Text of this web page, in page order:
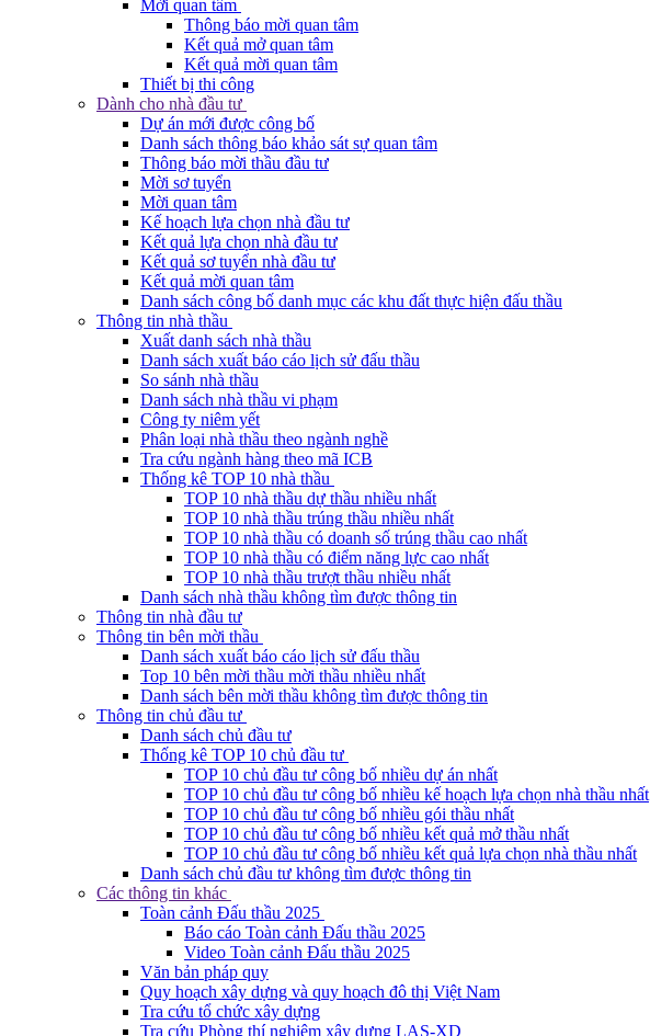
Mời quan tâm
Thông báo mời quan tâm
Kết quả mở quan tâm
Kết quả mời quan tâm
Thiết bị thi công
Dành cho nhà đầu tư
Dự án mới được công bố
Danh sách thông báo khảo sát sự quan tâm
Thông báo mời thầu đầu tư
Mời sơ tuyển
Mời quan tâm
Kế hoạch lựa chọn nhà đầu tư
Kết quả lựa chọn nhà đầu tư
Kết quả sơ tuyển nhà đầu tư
Kết quả mời quan tâm
Danh sách công bố danh mục các khu đất thực hiện đấu thầu
Thông tin nhà thầu
Xuất danh sách nhà thầu
Danh sách xuất báo cáo lịch sử đấu thầu
So sánh nhà thầu
Danh sách nhà thầu vi phạm
Công ty niêm yết
Phân loại nhà thầu theo ngành nghề
Tra cứu ngành hàng theo mã ICB
Thống kê TOP 10 nhà thầu
TOP 10 nhà thầu dự thầu nhiều nhất
TOP 10 nhà thầu trúng thầu nhiều nhất
TOP 10 nhà thầu có doanh số trúng thầu cao nhất
TOP 10 nhà thầu có điểm năng lực cao nhất
TOP 10 nhà thầu trượt thầu nhiều nhất
Danh sách nhà thầu không tìm được thông tin
Thông tin nhà đầu tư
Thông tin bên mời thầu
Danh sách xuất báo cáo lịch sử đấu thầu
Top 10 bên mời thầu mời thầu nhiều nhất
Danh sách bên mời thầu không tìm được thông tin
Thông tin chủ đầu tư
Danh sách chủ đầu tư
Thống kê TOP 10 chủ đầu tư
TOP 10 chủ đầu tư công bố nhiều dự án nhất
TOP 10 chủ đầu tư công bố nhiều kế hoạch lựa chọn nhà thầu nhất
TOP 10 chủ đầu tư công bố nhiều gói thầu nhất
TOP 10 chủ đầu tư công bố nhiều kết quả mở thầu nhất
TOP 10 chủ đầu tư công bố nhiều kết quả lựa chọn nhà thầu nhất
Danh sách chủ đầu tư không tìm được thông tin
Các thông tin khác
Toàn cảnh Đấu thầu 2025
Báo cáo Toàn cảnh Đấu thầu 2025
Video Toàn cảnh Đấu thầu 2025
Văn bản pháp quy
Quy hoạch xây dựng và quy hoạch đô thị Việt Nam
Tra cứu tổ chức xây dựng
Tra cứu Phòng thí nghiệm xây dựng LAS-XD